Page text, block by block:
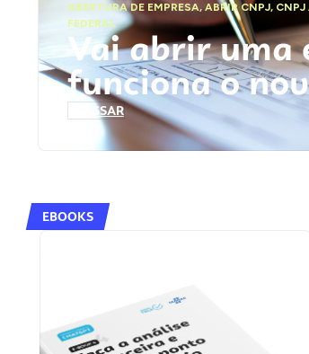
ABERTURA DE EMPRESA,ABRIR CNPJ, CNPJ
FEDERAL
Vai abrir uma
funciona o
ACESSAR
EBOOKS